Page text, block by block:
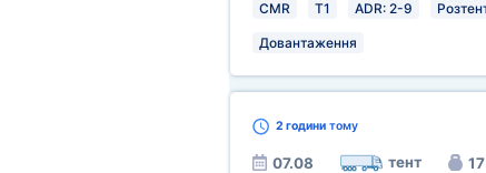
CMR T1 ADR: 2-9
Довантаження
2 годинитому
07.08 тент 17